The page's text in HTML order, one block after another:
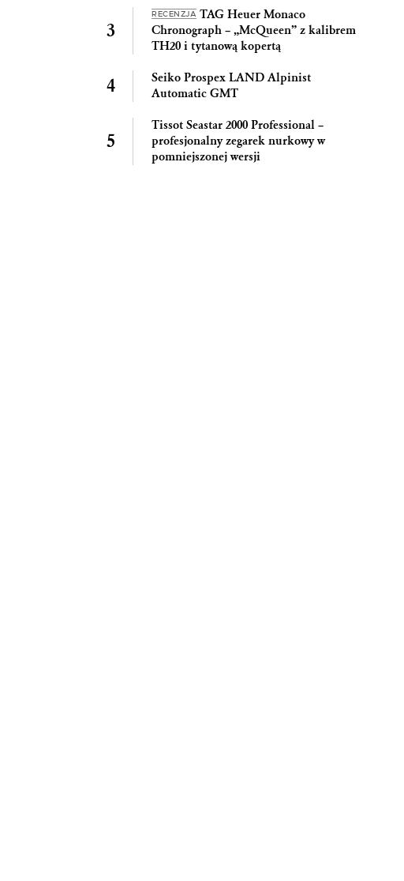
RECENZJA TAG Heuer Monaco
Chronograph – „McQueen” z kalibrem
TH20 i tytanową kopertą
Seiko Prospex LAND Alpinist
Automatic GMT
Tissot Seastar 2000 Professional –
profesjonalny zegarek nurkowy w
pomniejszonej wersji